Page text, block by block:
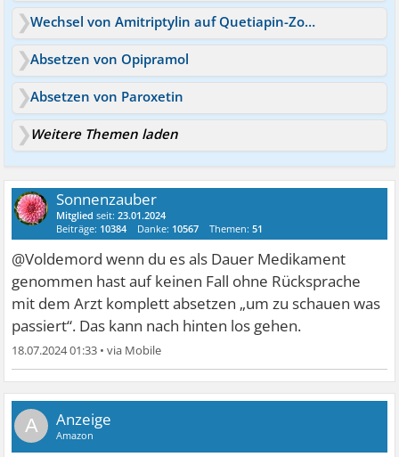
Wechsel von Amitriptylin auf Quetiapin-Zopiclon
Absetzen von Opipramol
Absetzen von Paroxetin
Weitere Themen laden
Sonnenzauber
Mitglied seit:23.01.2024
Beiträge: 10384 Danke: 10567 Themen:51
@Voldemord wenn du es als Dauer Medikament
genommen hast auf keinen Fall ohne Rücksprache
mit dem Arzt komplett absetzen „um zu schauen was
passiert“. Das kann nach hinten los gehen.
18.07.2024 01:33 •
A